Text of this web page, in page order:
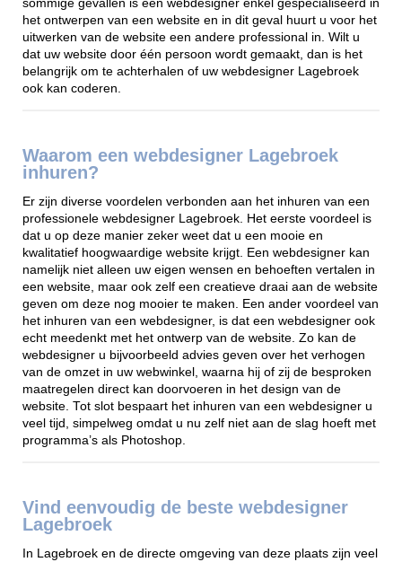
sommige gevallen is een webdesigner enkel gespecialiseerd in
het ontwerpen van een website en in dit geval huurt u voor het
uitwerken van de website een andere professional in. Wilt u
dat uw website door één persoon wordt gemaakt, dan is het
belangrijk om te achterhalen of uw webdesigner Lagebroek
ook kan coderen.
Waarom een webdesigner Lagebroek
inhuren?
Er zijn diverse voordelen verbonden aan het inhuren van een
professionele webdesigner Lagebroek. Het eerste voordeel is
dat u op deze manier zeker weet dat u een mooie en
kwalitatief hoogwaardige website krijgt. Een webdesigner kan
namelijk niet alleen uw eigen wensen en behoeften vertalen in
een website, maar ook zelf een creatieve draai aan de website
geven om deze nog mooier te maken. Een ander voordeel van
het inhuren van een webdesigner, is dat een webdesigner ook
echt meedenkt met het ontwerp van de website. Zo kan de
webdesigner u bijvoorbeeld advies geven over het verhogen
van de omzet in uw webwinkel, waarna hij of zij de besproken
maatregelen direct kan doorvoeren in het design van de
website. Tot slot bespaart het inhuren van een webdesigner u
veel tijd, simpelweg omdat u nu zelf niet aan de slag hoeft met
programma’s als Photoshop.
Vind eenvoudig de beste webdesigner
Lagebroek
In Lagebroek en de directe omgeving van deze plaats zijn veel